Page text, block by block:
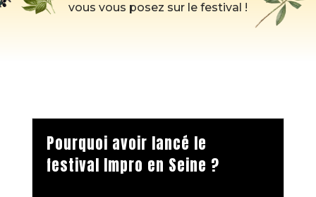
vous vous posez sur le festival !
Pourquoi avoir lancé le
festival Impro en Seine ?